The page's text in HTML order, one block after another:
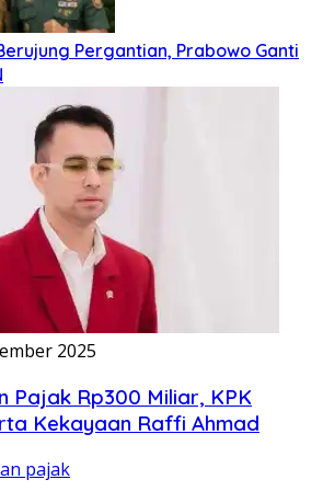
Pergantian, Prabowo Ganti
2025
Pajak Rp300 Miliar, KPK
Kekayaan Raffi Ahmad
pajak